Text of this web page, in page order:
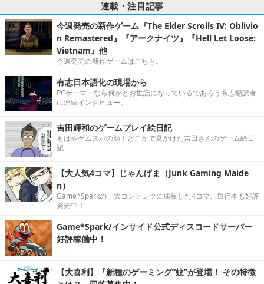
連載・注目記事
今週発売の新作ゲーム『The Elder Scrolls IV: Oblivio
n Remastered』『アークナイツ』『Hell Let Loose:
Vietnam』他
今週発売の新作ゲームはこちら。
有志日本語化の現場から
PCゲーマーなら何かとお世話になっているであろう有志翻訳者
に連続インタビュー。
吉田輝和のゲームプレイ絵日記
もはやゲムスパの顔！どこかで見かけた吉田さんのゲーム絵日
記
【大人気4コマ】じゃんげま（Junk Gaming Maide
n）
Game*Sparkの一大コンテンツに成長した4コマ。単行本も好評
発売中！
Game*Spark/インサイド公式ディスコードサーバー
好評稼働中！
【大喜利】『新種のゲーミング“蚊”が登場！ その特徴